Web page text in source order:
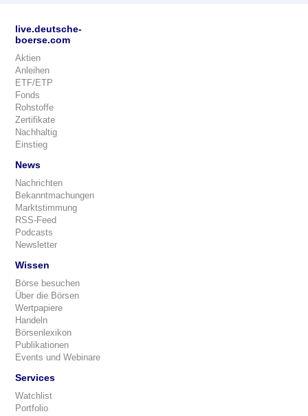
live.deutsche-
boerse.com
Aktien
Anleihen
ETF/ETP
Fonds
Rohstoffe
Zertifikate
Nachhaltig
Einstieg
News
Nachrichten
Bekanntmachungen
Marktstimmung
RSS-Feed
Podcasts
Newsletter
Wissen
Börse besuchen
Über die Börsen
Wertpapiere
Handeln
Börsenlexikon
Publikationen
Events und Webinare
Services
Watchlist
Portfolio